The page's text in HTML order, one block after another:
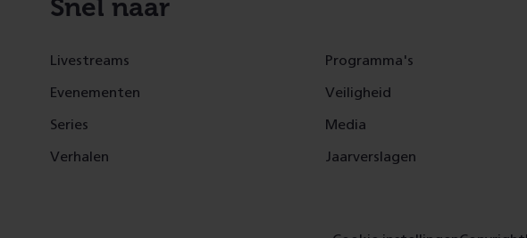
Snel naar
Livestreams
Evenementen
Series
Verhalen
Programma's
Veiligheid
Media
Jaarverslagen